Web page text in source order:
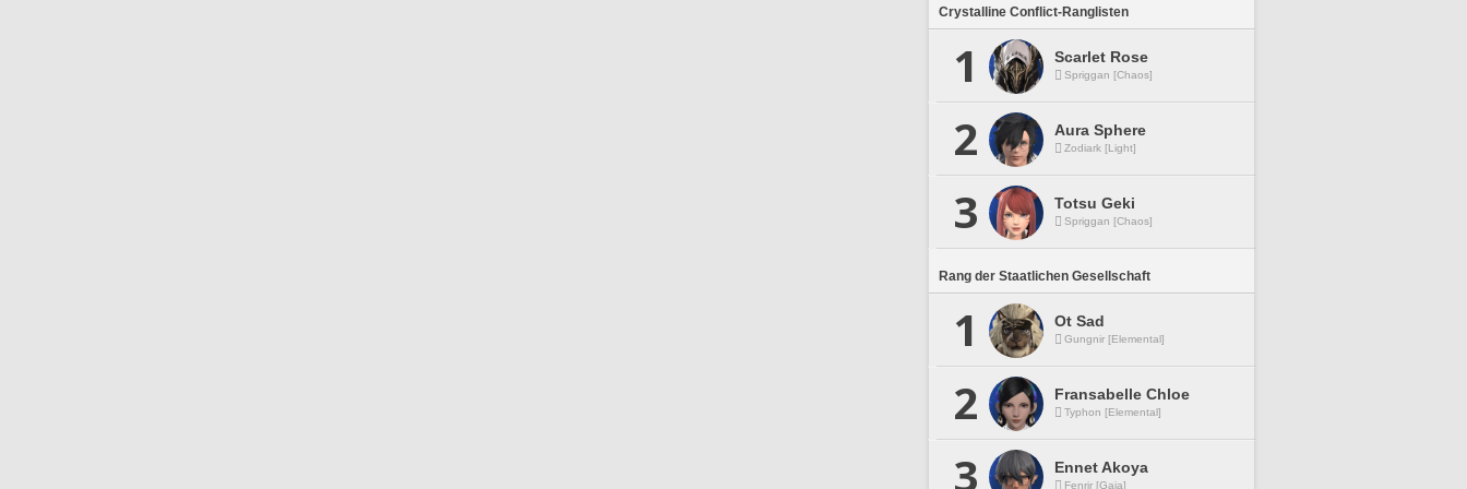
Crystalline Conflict-Ranglisten
1 Scarlet Rose
Spriggan [Chaos]
2 Aura Sphere
Zodiark [Light]
3 Totsu Geki
Spriggan [Chaos]
Rang der Staatlichen Gesellschaft
1 Ot Sad
Gungnir [Elemental]
2 Fransabelle Chloe
Typhon [Elemental]
3 Ennet Akoya
Fenrir [Gaia]